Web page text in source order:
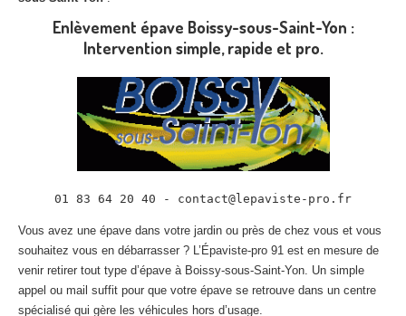
Enlèvement épave Boissy-sous-Saint-Yon :
Intervention simple, rapide et pro.
01 83 64 20 40 - contact@lepaviste-pro.fr
Vous avez une épave dans votre jardin ou près de chez vous et vous
souhaitez vous en débarrasser ? L’Épaviste-pro 91 est en mesure de
venir retirer tout type d’épave à Boissy-sous-Saint-Yon. Un simple
appel ou mail suffit pour que votre épave se retrouve dans un centre
spécialisé qui gère les véhicules hors d’usage.